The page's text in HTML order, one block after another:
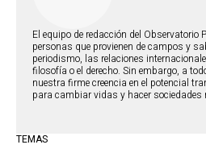
El equipo de redacción del Observatorio
personas que provienen de campos y
periodismo, las relaciones
filosofía o el derecho. Sin embargo, a
nuestra firme creencia en el potencial
para cambiar vidas y hacer
TEMAS